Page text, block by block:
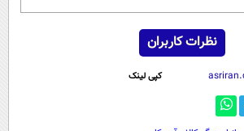
نظرات کاربران
کپی لینک